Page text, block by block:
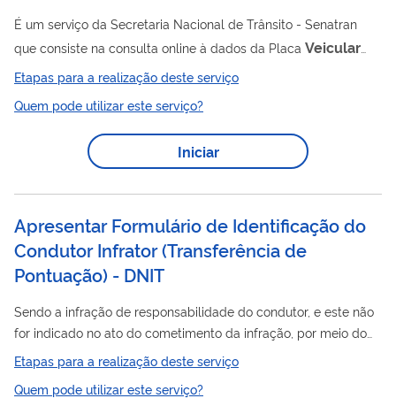
É um serviço da Secretaria Nacional de Trânsito - Senatran
que consiste na consulta online à dados da Placa Veicular
para validação dos dados da placa, seu fabricante e
estampador. A partir do QR Code localizado na placa do
veículo é possível acessar dados como: Placa; Fabricante;
Veículo; Número de Série do QR Code.
Etapas para a realização deste serviço
Quem pode utilizar este serviço?
Iniciar
Apresentar Formulário de Identificação do
Condutor Infrator (Transferência de
Pontuação) - DNIT
Sendo a infração de responsabilidade do condutor, e este não
for indicado no ato do cometimento da infração, por meio do
Formulário de Identificaçãodo Condutor Infrator (FICI) o
pelo cometimento da infração, viabilizando a transferência da
Etapas para a realização deste serviço
Quem pode utilizar este serviço?